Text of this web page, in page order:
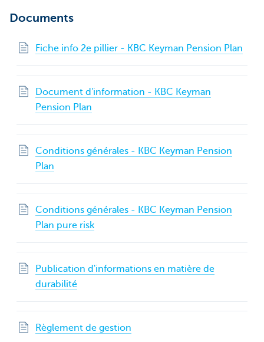
Documents
Fiche info 2e pillier - KBC Keyman Pension Plan
Document d'information - KBC Keyman
Pension Plan
Conditions générales - KBC Keyman Pension
Plan
Conditions générales - KBC Keyman Pension
Plan pure risk
Publication d'informations en matière de
durabilité
Règlement de gestion